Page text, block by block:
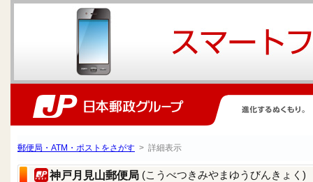
郵便局・ATM・ポストをさがす > 詳細表示
神戸月見山郵便局 (こうべつきみやまゆうびんきょく)